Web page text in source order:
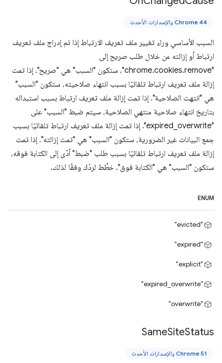
Chrome 44 والإصدارات الأحدث
السبب الأساسي وراء تغيير ملف تعريف الارتباط إذا تم إدراج ملف تعريف
ارتباط أو إزالته من خلال طلب صريح إلى
"chrome.cookies.remove"، ستكون "السبب" هي "صريح". إذا تمت
إزالة ملف تعريف ارتباط تلقائيًا بسبب انتهاء صلاحيته، ستكون "السبب"
هي "انتهت الصلاحية". إذا تمت إزالة ملف تعريف ارتباط بسبب استبداله
بتاريخ انتهاء صلاحية منتهي الصلاحية، سيتم ضبط "السبب" على
"expired_overwrite". إذا تمت إزالة ملف تعريف ارتباط تلقائيًا بسبب
جمع البيانات غير الضرورية، ستكون "السبب" هي "تمت إزالته". إذا تمت
إزالة ملف تعريف ارتباط تلقائيًا بسبب طلب "ضبط" أدّى إلى الكتابة فوقه،
ستكون "السبب" هي "الكتابة فوق". خطِّط لردّك وفقًا لذلك.
ENUM
"evicted"
"expired"
"explicit"
"expired_overwrite"
"overwrite"
SameSiteStatus
Chrome 51 والإصدارات الأحدث